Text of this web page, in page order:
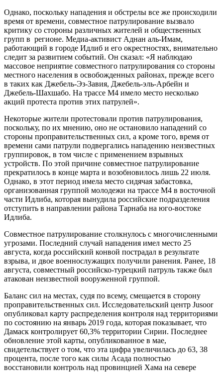
Однако, поскольку нападения и обстрелы все же происходили
время от времени, совместное патрулирование вызвало
критику со стороны различных жителей и общественных
групп в регионе. Медиа-активист Аднан аль-Имам,
работающий в городе Идлиб и его окрестностях, внимательно
следит за развитием событий. Он сказал: «Я наблюдаю
массовое неприятие совместного патрулирования со стороны
местного населения в освобожденных районах, прежде всего
в таких как Джебель-Эз-Завия, Джебель-эль-Арбейн и
Джебель-Шахшабо. На трассе М4 имело место несколько
акций протеста против этих патрулей».
Некоторые жители протестовали против патрулирования,
поскольку, по их мнению, оно не остановило нападений со
стороны проправительственных сил, а кроме того, время от
времени сами патрули подвергались нападению неизвестных
группировок, в том числе с применением взрывных
устройств. По этой причине совместное патрулирование
прекратилось в конце марта и возобновилось лишь 22 июля.
Однако, в этот период имела место сидячая забастовка,
организованная группой молодежи на трассе М4 в восточной
части Идлиба, которая вынудила российские подразделения
отступить в направлении района Тарнаба на юго-востоке
Идлиба.
Совместное патрулирование столкнулось с многочисленными
угрозами. Последний случай нападения имел место 25
августа, когда российский конвой пострадал в результате
взрыва, и двое военнослужащих получили ранения. Ранее, 18
августа, совместный российско-турецкий патруль также был
атакован неизвестной вооруженной группой.
Баланс сил на местах, судя по всему, смещается в сторону
проправительственных сил. Исследовательский центр Jusoor
опубликовал карту распределения контроля над территориями
по состоянию на январь 2019 года, которая показывает, что
Дамаск контролирует 60,3% территории Сирии. Последнее
обновление этой карты, опубликованное в мае,
свидетельствует о том, что эта цифра увеличилась до 63, 38
процента, после того как силы Асада полностью
восстановили контроль над провинцией Хама на севере